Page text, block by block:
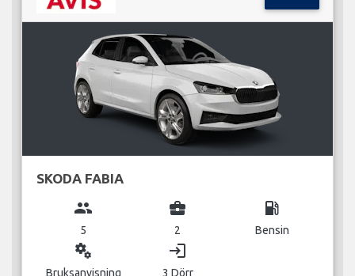
SKODA FABIA
group
5
business_center
2
local_gas_station
Bensin
miscellaneous_services
Bruksanvisning
login
3 Dörr